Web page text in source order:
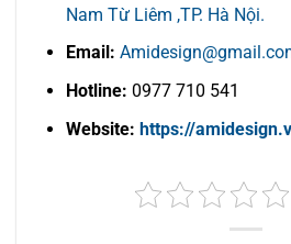
Nam Từ Liêm ,TP. Hà Nội.
Email:
Hotline: 0977 710 541
Website: https://